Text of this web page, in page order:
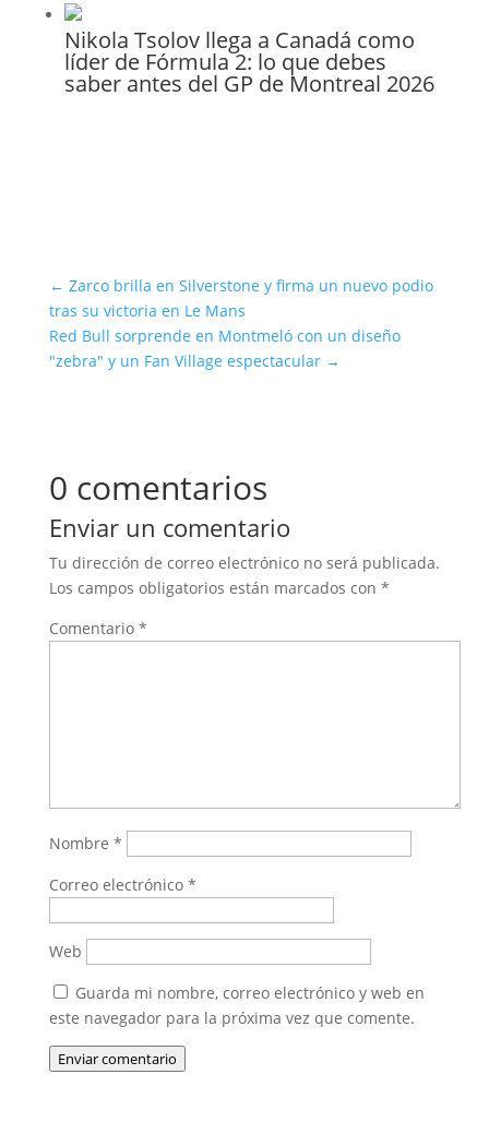
Nikola Tsolov llega a Canadá como
líder de Fórmula 2: lo que debes
saber antes del GP de Montreal 2026
← Zarco brilla en Silverstone y firma un nuevo podio
tras su victoria en Le Mans
Red Bull sorprende en Montmeló con un diseño
"zebra" y un Fan Village espectacular→
0 comentarios
Enviar un comentario
Tu dirección de correo electrónico no será publicada.
Los campos obligatorios están marcados con *
Comentario *
Nombre *
Correo electrónico *
Web
Guarda mi nombre, correo electrónico y web en
este navegador para la próxima vez que comente.
Enviar comentario